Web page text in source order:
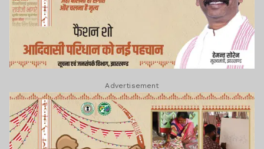
Advertisement